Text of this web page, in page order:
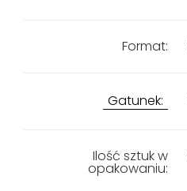
Format:
Gatunek:
Ilość sztuk w
opakowaniu: